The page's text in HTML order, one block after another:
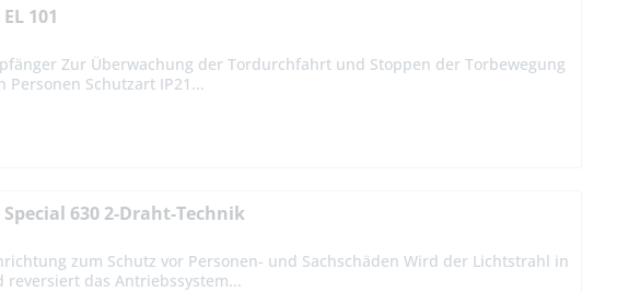
101
Zur Überwachung der Tordurchfahrt und Stoppen der Torbewegung
Schutzart IP21...
630 2-Draht-Technik
zum Schutz vor Personen- und Sachschäden Wird der Lichtstrahl in
das Antriebssystem...